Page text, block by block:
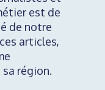
est de
de notre
articles,
région.